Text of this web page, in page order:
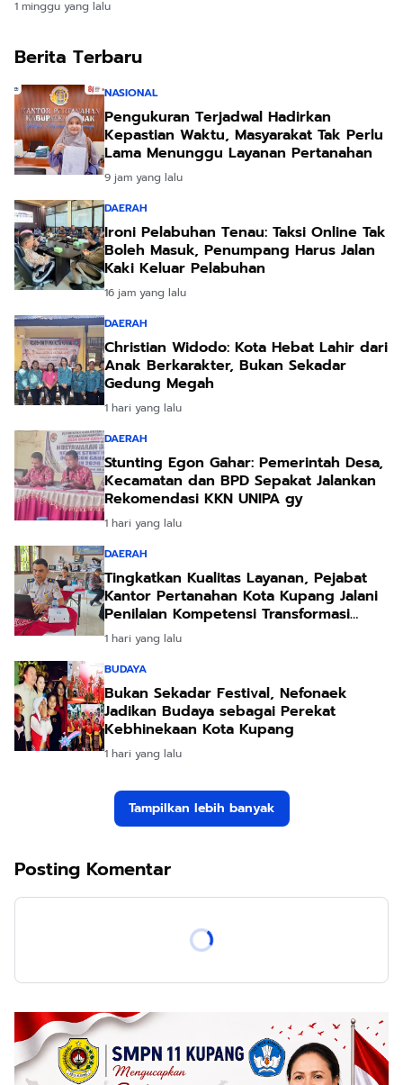
1 minggu yang lalu
Berita Terbaru
NASIONAL
Pengukuran Terjadwal Hadirkan
Kepastian Waktu, Masyarakat Tak Perlu
Lama Menunggu Layanan Pertanahan
9 jam yang lalu
DAERAH
Ironi Pelabuhan Tenau: Taksi Online Tak
Boleh Masuk, Penumpang Harus Jalan
Kaki Keluar Pelabuhan
16 jam yang lalu
DAERAH
Christian Widodo: Kota Hebat Lahir dari
Anak Berkarakter, Bukan Sekadar
Gedung Megah
1 hari yang lalu
DAERAH
Stunting Egon Gahar: Pemerintah Desa,
Kecamatan dan BPD Sepakat Jalankan
Rekomendasi KKN UNIPA gy
1 hari yang lalu
DAERAH
Tingkatkan Kualitas Layanan, Pejabat
Kantor Pertanahan Kota Kupang Jalani
Penilaian Kompetensi Transformasi
Pelayanan
1 hari yang lalu
BUDAYA
Bukan Sekadar Festival, Nefonaek
Jadikan Budaya sebagai Perekat
Kebhinekaan Kota Kupang
1 hari yang lalu
Tampilkan lebih banyak
Posting Komentar